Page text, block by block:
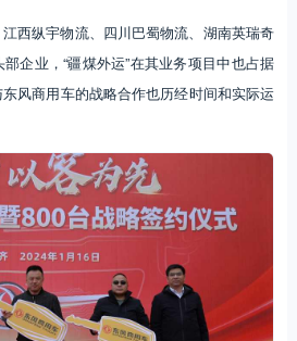
西纵宇物流、四川巴蜀物流、湖南英瑞奇
企业，“疆煤外运”在其业务项目中也占据
风商用车的战略合作也历经时间和实际运